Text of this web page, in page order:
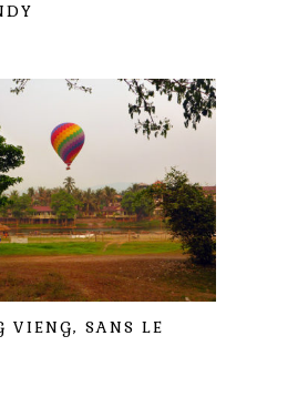
VIENG, SANS LE